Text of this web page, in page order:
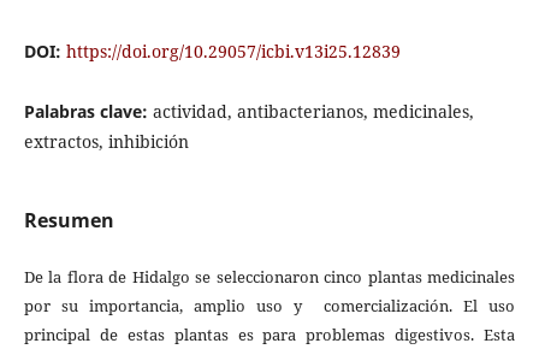
DOI: https://doi.org/10.29057/icbi.v13i25.12839
Palabras clave: actividad, antibacterianos, medicinales,
extractos, inhibición
Resumen
De la flora de Hidalgo se seleccionaron cinco plantas medicinales
por su importancia, amplio uso y comercialización. El uso
principal de estas plantas es para problemas digestivos. Esta